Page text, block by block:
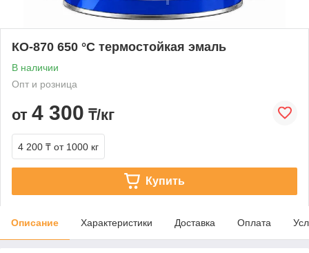
КО-870 650 °C термостойкая эмаль
В наличии
Опт и розница
от 4 300 ₸/кг
4 200 ₸ от 1000 кг
Купить
Описание Характеристики Доставка Оплата